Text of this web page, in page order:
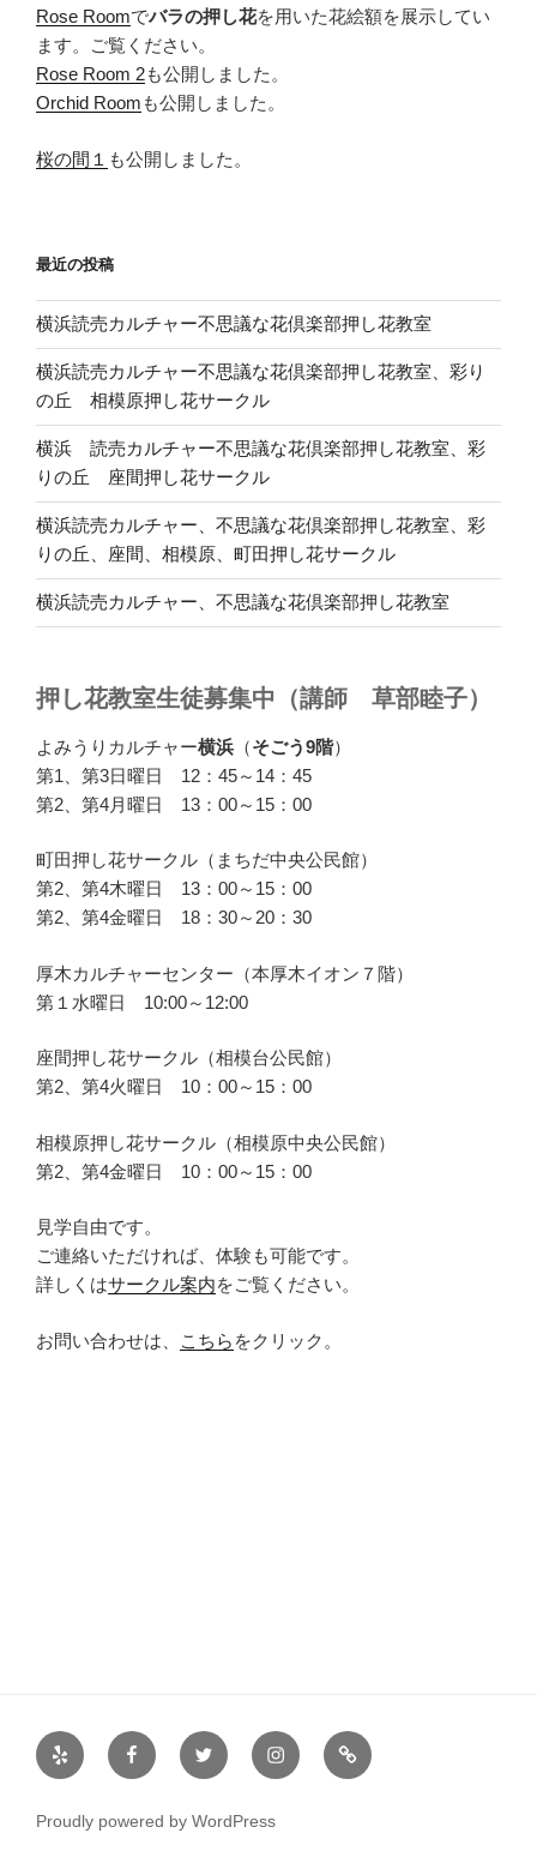
Rose Roomでバラの押し花を用いた花絵額を展示してい
ます。ご覧ください。
Rose Room 2も公開しました。
Orchid Room も公開しました。
桜の間１ も公開しました。
最近の投稿
横浜読売カルチャー不思議な花倶楽部押し花教室
横浜読売カルチャー不思議な花倶楽部押し花教室、彩り
の丘 相模原押し花サークル
横浜 読売カルチャー不思議な花倶楽部押し花教室、彩
りの丘 座間押し花サークル
横浜読売カルチャー、不思議な花倶楽部押し花教室、彩
りの丘、座間、相模原、町田押し花サークル
横浜読売カルチャー、不思議な花倶楽部押し花教室
押し花教室生徒募集中（講師 草部睦子）
よみうりカルチャー横浜 （そごう9階）
第1、第3日曜日 12：45～14：45
第2、第4月曜日 13：00～15：00
町田押し花サークル（まちだ中央公民館）
第2、第4木曜日 13：00～15：00
第2、第4金曜日 18：30～20：30
厚木カルチャーセンター（本厚木イオン７階）
第１水曜日 10:00～12:00
座間押し花サークル（相模台公民館）
第2、第4火曜日 10：00～15：00
相模原押し花サークル（相模原中央公民館）
第2、第4金曜日 10：00～15：00
見学自由です。
ご連絡いただければ、体験も可能です。
詳しくはサークル案内をご覧ください。
お問い合わせは、 こちら をクリック。
Yelp FacebookTwitter Instagram
サ
ー
Proudly powered by WordPress